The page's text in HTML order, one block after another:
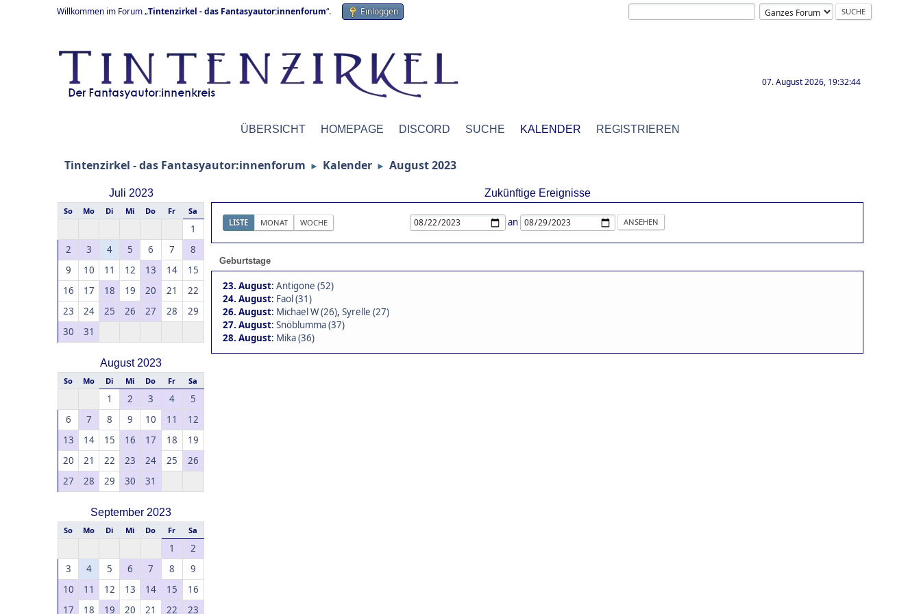
Willkommen im Forum „Tintenzirkel - das Fantasyautor:innenforum“. Einloggen
07. August 2026, 19:32:44
ÜBERSICHT HOMEPAGE DISCORD SUCHE KALENDER REGISTRIEREN
Tintenzirkel - das Fantasyautor:innenforum ► Kalender ► August 2023
Juli 2023
So Mo Di Mi Do Fr Sa
1
2
3 4 5 6 7
8
9
10 11 12 13 14
15
16
17 18 19 20 21
22
23
24 25 26 27 28
29
30
31
August 2023
So Mo Di Mi Do Fr Sa
1 2 3 4
5
6
7 8 9 10 11
12
13
14 15 16 17 18
19
20
21 22 23 24 25
26
27
28 29 30 31
September 2023
So Mo Di Mi Do Fr Sa
1
2
3
4 5 6 7 8
9
10
11 12 13 14 15
16
17
18 19 20 21 22 23
Zukünftige Ereignisse
LISTE MONAT WOCHE an
Geburtstage
23. August: Antigone (52)
24. August: Faol (31)
26. August: Michael W (26), Syrelle (27)
27. August: Snöblumma (37)
28. August: Mika (36)